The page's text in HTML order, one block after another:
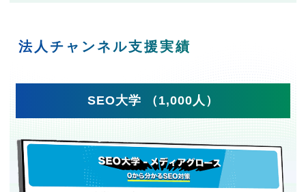
法人チャンネル支援実績
SEO大学 （1,000人）